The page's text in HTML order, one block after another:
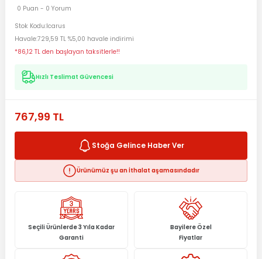
0 Puan - 0 Yorum
Stok Kodu Icarus
Havale729,59 TL %5,00 havale indirimi
*86,12 TL den başlayan taksitlerle!!
Hızlı Teslimat Güvencesi
767,99 TL
Stoğa Gelince Haber Ver
Ürünümüz şu an İthalat aşamasındadır
Seçili Ürünlerde 3 Yıla Kadar
Garanti
Bayilere Özel
Fiyatlar